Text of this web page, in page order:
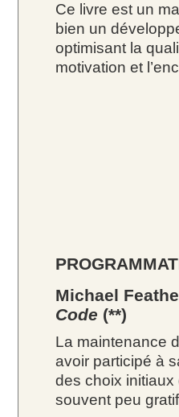
Ce livre est un
bien un
optimisant la
motivation et
Michael
Code (**)
La maintenance
avoir participé à
des choix
souvent peu